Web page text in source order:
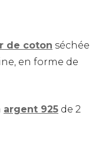
de coton séchée
en forme de
argent 925 de 2